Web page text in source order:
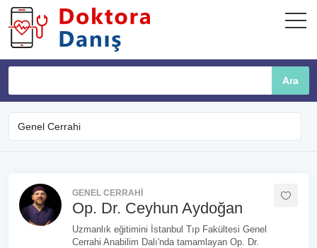
GENEL CERRAHI
Op. Dr. Ceyhun Aydoğan
Uzmanlık eğitimini İstanbul Tıp Fakültesi Genel
Cerrahi Anabilim Dalı'nda tamamlayan Op. Dr.